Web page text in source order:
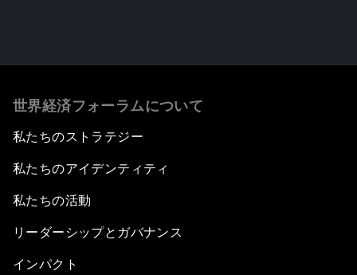
世界経済フォーラムについて
私たちのストラテジー
私たちのアイデンティティ
私たちの活動
リーダーシップとガバナンス
インパクト